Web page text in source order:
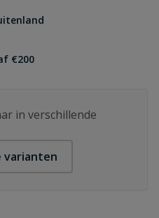
€200
in verschillende
varianten